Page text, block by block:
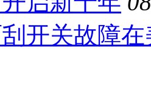
开关故障